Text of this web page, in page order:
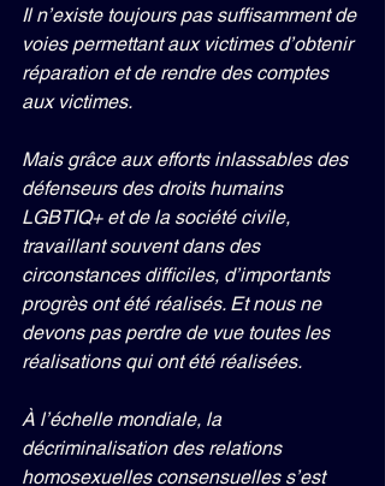
Il n’existe toujours pas suffisamment de
voies permettant aux victimes d’obtenir
réparation et de rendre des comptes
aux victimes.
Mais grâce aux efforts inlassables des
défenseurs des droits humains
LGBTIQ+ et de la société civile,
travaillant souvent dans des
circonstances difficiles, d’importants
progrès ont été réalisés. Et nous ne
devons pas perdre de vue toutes les
réalisations qui ont été réalisées.
À l’échelle mondiale, la
décriminalisation des relations
homosexuelles consensuelles s’est